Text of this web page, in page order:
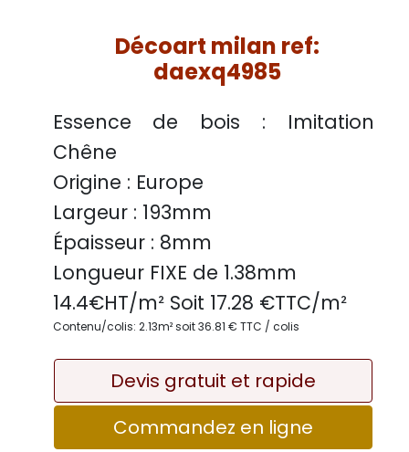
Décoart milan ref:
daexq4985
Essence de bois : Imitation
Chêne
Origine : Europe
Largeur : 193mm
Épaisseur : 8mm
Longueur FIXE de 1.38mm
14.4€HT/m² Soit 17.28 €TTC/m²
Contenu/colis: 2.13m² soit 36.81 € TTC / colis
Devis gratuit et rapide
Commandez en ligne